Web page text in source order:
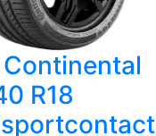
Continental
R18